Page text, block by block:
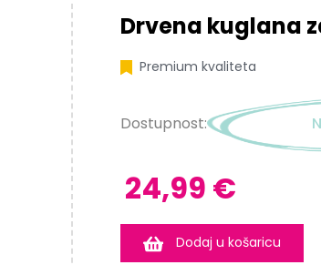
Drvena kuglana
Premium kvaliteta
Dostupnost:
24,99 €
Dodaj u košaricu